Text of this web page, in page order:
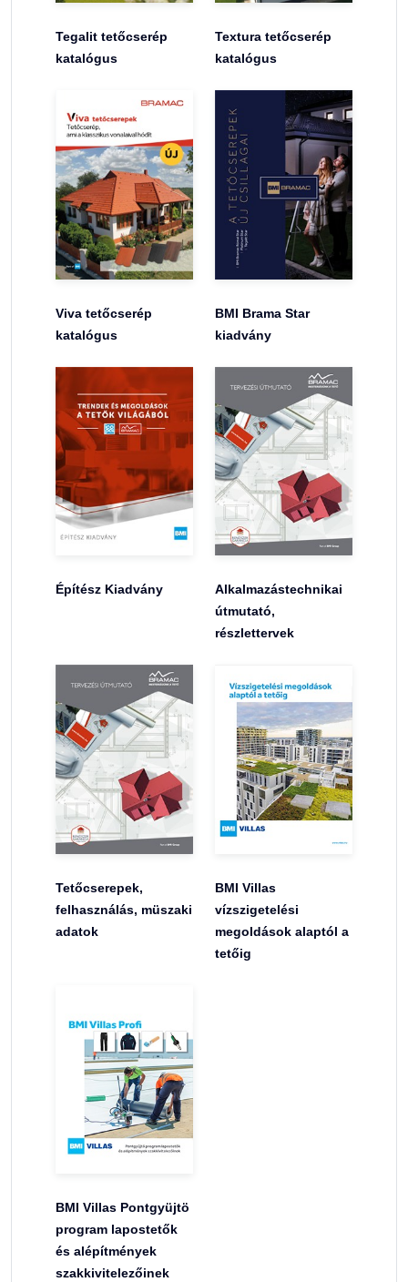
Tegalit tetőcserép
katalógus
Textura tetőcserép
katalógus
Viva tetőcserép
katalógus
BMI Brama Star
kiadvány
Építész Kiadvány
Alkalmazástechnikai
útmutató,
részlettervek
Tetőcserepek,
felhasználás, müszaki
adatok
BMI Villas
vízszigetelési
megoldások alaptól a
tetőig
BMI Villas Pontgyüjtö
program lapostetők
és alépítmények
szakkivitelezőinek